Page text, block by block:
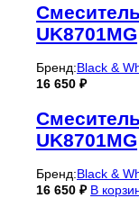
UK8701MG
Бренд:Black &
16 650 ₽
UK8701MG
Бренд:Black &
16 650 ₽ В